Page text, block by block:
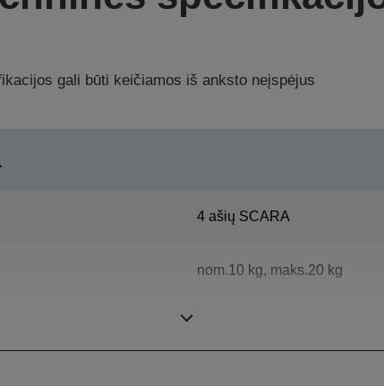
gali būti keičiamos iš anksto neįspėjus
4 ašių SCARA
nom.10 kg, maks.20 kg